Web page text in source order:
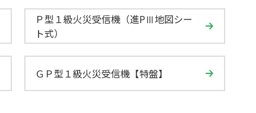
Ｐ型１級火災受信機（進PⅢ地図シー
ト式）
ＧＰ型１級火災受信機【特盤】